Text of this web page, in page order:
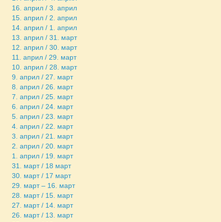
16. април / 3. април
15. април / 2. април
14. април / 1. април
13. април / 31. март
12. април / 30. март
11. април / 29. март
10. април / 28. март
9. април / 27. март
8. април / 26. март
7. април / 25. март
6. април / 24. март
5. април / 23. март
4. април / 22. март
3. април / 21. март
2. април / 20. март
1. април / 19. март
31. март / 18 март
30. март / 17 март
29. март – 16. март
28. март / 15. март
27. март / 14. март
26. март / 13. март